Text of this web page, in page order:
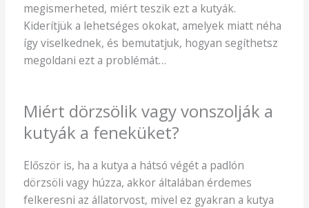
megismerheted, miért teszik ezt a kutyák.
Kiderítjük a lehetséges okokat, amelyek miatt néha
így viselkednek, és bemutatjuk, hogyan segíthetsz
megoldani ezt a problémát…
Miért dörzsölik vagy vonszolják a
kutyák a feneküket?
Először is, ha a kutya a hátsó végét a padlón
dörzsöli vagy húzza, akkor általában érdemes
felkeresni az állatorvost, mivel ez gyakran a kutya